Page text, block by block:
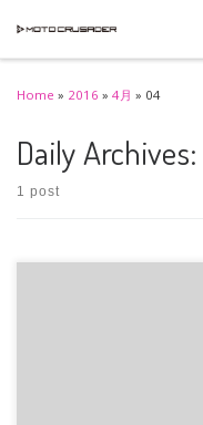
Skip to content
Home » 2016 » 4月 » 04
Daily Archives:
1 post